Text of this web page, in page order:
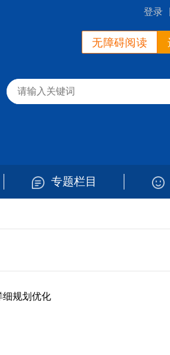
登录
无障碍阅读
专题栏目
细规划优化